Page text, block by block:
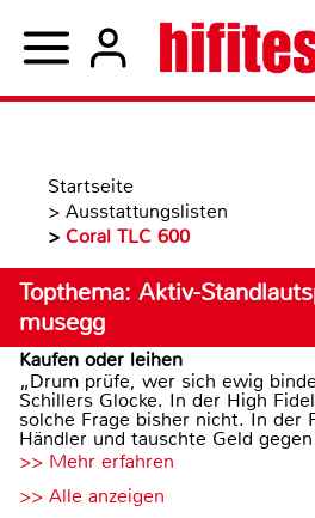
Startseite
> Ausstattungslisten
> Coral TLC 600
Topthema: Aktiv-
musegg
Kaufen oder leihen
„Drum prüfe, wer sich ewig
Schillers Glocke. In der High
solche Frage bisher nicht. In der
Händler und tauschte Geld
>> Mehr erfahren
>> Alle anzeigen